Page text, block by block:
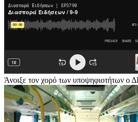
Άνοιξε τον χορό των υποψηφιοτήτων ο